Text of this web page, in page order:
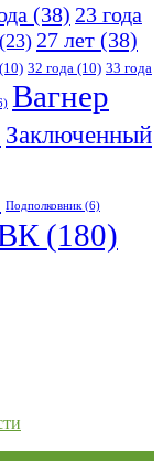
(38) 23 года
(23) 27 лет (38)
(10) 32 года (10) 33 года
Вагнер
Заключенный
Подполковник (6)
(180)